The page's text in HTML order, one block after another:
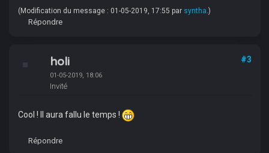
(Modification du message : 01-05-2019, 17:55 par syntha .)
Répondre
holi
01-05-2019, 18:06
Invité
#3
Cool ! Il aura fallu le temps !
Répondre